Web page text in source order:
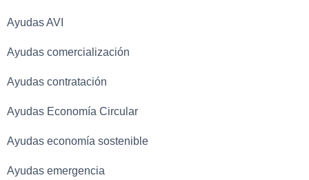
Ayudas AVI
Ayudas comercialización
Ayudas contratación
Ayudas Economía Circular
Ayudas economía sostenible
Ayudas emergencia